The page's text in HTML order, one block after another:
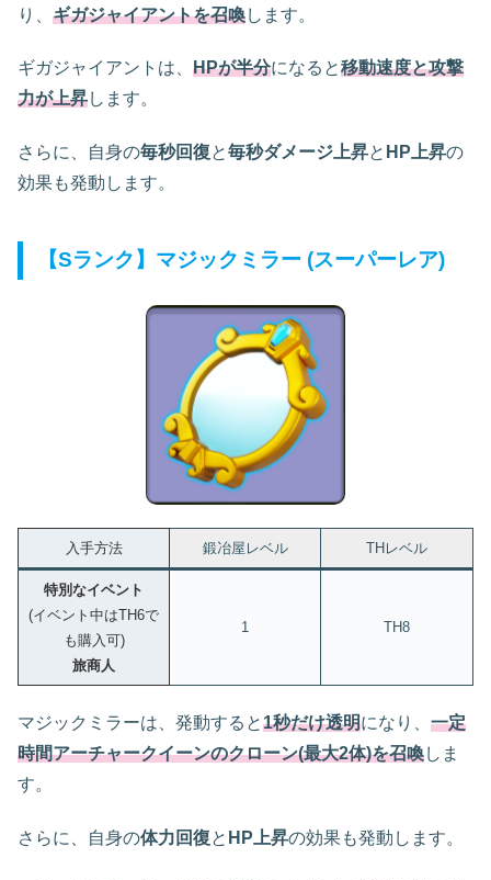
り、 ギガジャイアントを召喚します。
ギガジャイアントは、 HPが半分になると移動速度と攻撃
力が上昇します。
さらに、自身の毎秒回復と毎秒ダメージ上昇と HP上昇の
効果も発動します。
【Sランク】マジックミラー (スーパーレア)
入手方法 鍛冶屋レベル THレベル
特別なイベント
(イベント中はTH6で
も購入可)
旅商人
1 TH8
マジックミラーは、発動すると1秒だけ透明になり、 一定
時間アーチャークイーンのクローン(最大2体)を召喚しま
す。
さらに、自身の体力回復と HP上昇の効果も発動します。